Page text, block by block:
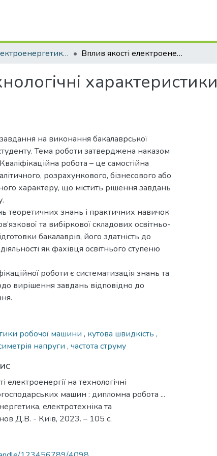
ОНП "Електроенергетика, електротехніка та електромеханіка" Вплив якості електроенергії на технологічні характеристики сільськогосподарських машин
характеристики
на виконання бакалаврської
Тема роботи затверджена наказом
робота – це самостійна
розрахункового, бізнесового або
характеру, що містить рішення завдань
теоретичних знань і практичних навичок
та вибіркової складових освітньо-
бакалаврів, його здатність до
як фахівця освітнього ступеню
роботи є систематизація знань та
вирішення завдань відповідно до
робочої машини , кутова швидкість ,
напруги , частота струму
на технологічні
машин : дипломна робота ...
електротехніка та
Д.В. - Київ, 2023. – 105 с.